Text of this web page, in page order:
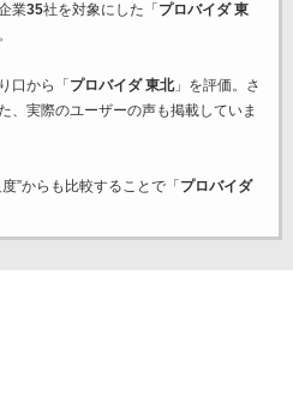
業35社を対象にした「 プロバイダ 東
口から「 プロバイダ 東北」を評価。さ
、実際のユーザーの声も掲載していま
”からも比較することで「 プロバイダ